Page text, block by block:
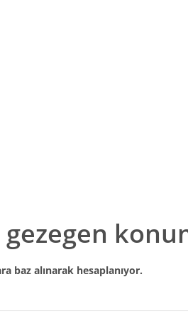
baz alınarak hesaplanıyor.